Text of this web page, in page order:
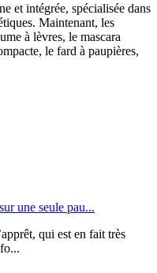
et intégrée, spécialisée dans
Maintenant, les
à lèvres, le mascara
le fard à paupières,
une seule pau...
qui est en fait très